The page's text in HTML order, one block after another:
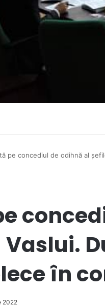
pe concediul de odihnă al
Vaslui.
în
2022